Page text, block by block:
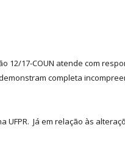
12/17-COUN atende com
completa
UFPR. Já em relação às